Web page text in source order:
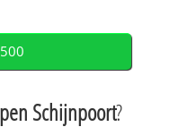
Schijnpoort?